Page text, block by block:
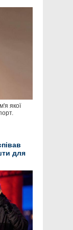
якої
для